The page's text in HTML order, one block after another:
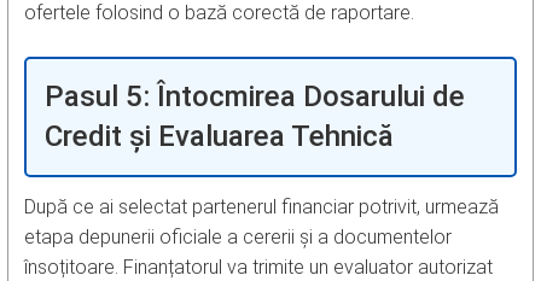
ofertele folosind o bază corectă de raportare.
Pasul 5: Întocmirea Dosarului de
Credit și Evaluarea Tehnică
După ce ai selectat partenerul financiar potrivit, urmează
etapa depunerii oficiale a cererii și a documentelor
însoțitoare. Finanțatorul va trimite un evaluator autorizat